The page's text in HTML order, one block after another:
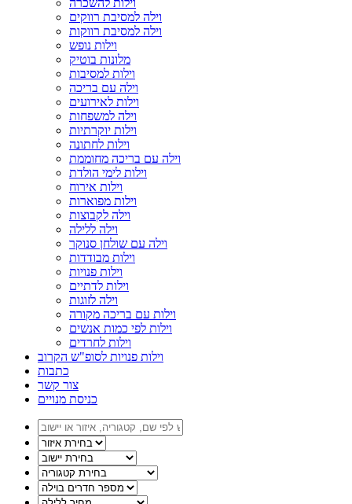
וילה למסיבת רווקים
וילה למסיבת רווקות
וילות נופש
מלונות בוטיק
וילות למסיבות
וילה עם בריכה
וילות לאירועים
וילה למשפחות
וילות יוקרתיות
וילות לחתונה
וילה עם בריכה מחוממת
וילות לימי הולדת
וילות אירוח
וילות מפוארות
וילה לקבוצות
וילה ללילה
וילה עם שולחן סנוקר
וילות מבודדות
וילות פנויות
וילות לדתיים
וילה לזוגות
וילות עם בריכה מקורה
וילות לפי כמות אנשים
וילות לחרדים
וילות פנויות לסופ"ש הקרוב
כתבות
צור קשר
כניסת מנויים